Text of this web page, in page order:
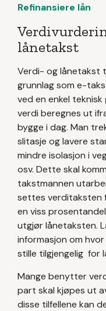
Refinansiere lån
lånetakst
Verdi- og lånetakst
grunnlag som e-
ved en enkel teknisk
verdi beregnes ut
bygge i dag. Man
slitasje og lavere
mindre isolasjon i
osv. Dette skal
takstmannen
settes verditaksten
en viss
utgjør lånetaksten.
informasjon om
stille tilgjengelig for
Mange benytter
part skal kjøpes ut
disse tilfellene kan